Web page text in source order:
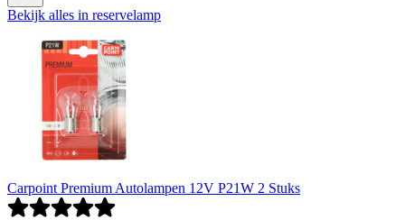
Bekijk alles in reservelamp
Carpoint Premium Autolampen 12V P21W 2 Stuks